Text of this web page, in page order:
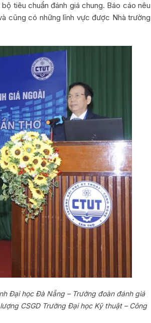
tiêu chuẩn đánh giá chung. Báo cáo nêu
cũng có những lĩnh vực được Nhà trường
Đại học Đà Nẵng – Trưởng đoàn đánh giá
CSGD Trường Đại học Kỹ thuật – Công